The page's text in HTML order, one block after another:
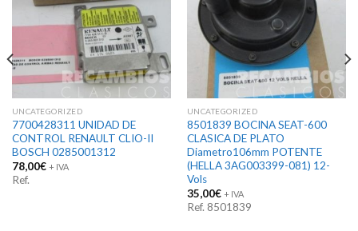
UNCATEGORIZED
7700428311 UNIDAD DE
CONTROL RENAULT CLIO-II
BOSCH 0285001312
78,00€ + IVA
Ref.
UNCATEGORIZED
8501839 BOCINA SEAT-600
CLASICA DE PLATO
Diametro106mm POTENTE
(HELLA 3AG003399-081) 12-
Vols
35,00€ + IVA
Ref. 8501839